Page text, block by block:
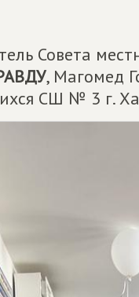
Совета
, Магомед
СШ № 3 г.